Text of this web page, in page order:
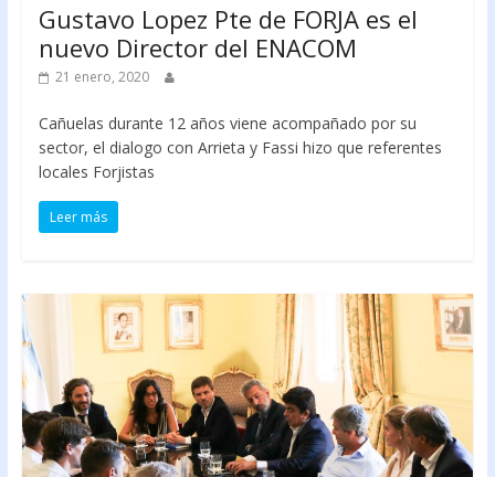
Gustavo Lopez Pte de FORJA es el
nuevo Director del ENACOM
21 enero, 2020
Cañuelas durante 12 años viene acompañado por su
sector, el dialogo con Arrieta y Fassi hizo que referentes
locales Forjistas
Leer más